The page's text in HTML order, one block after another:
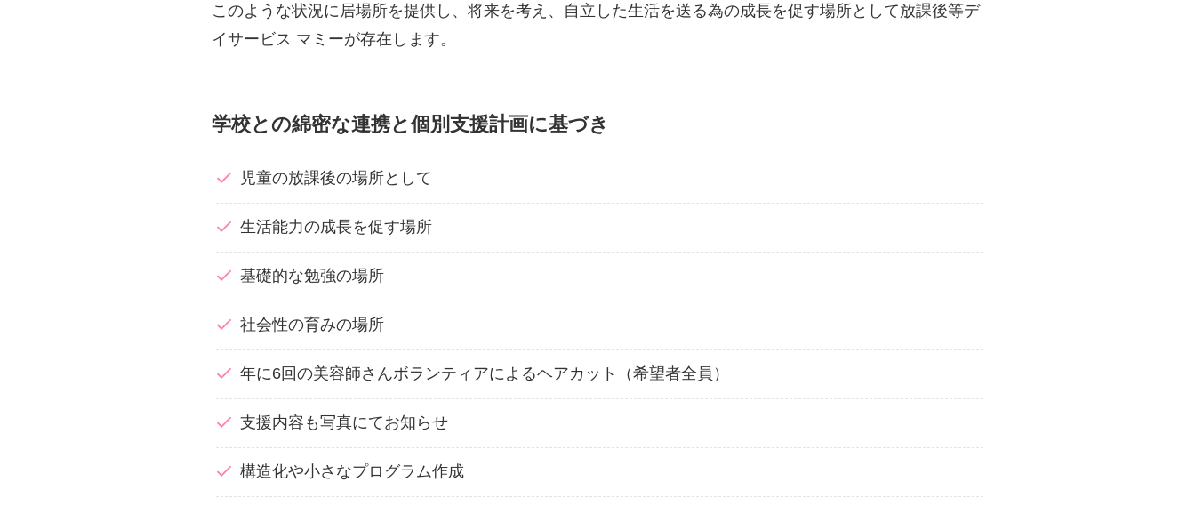
このような状況に居場所を提供し、将来を考え、自立した生活を送る為の成長を促す場所として放課後等デ
イサービス マミーが存在します。
学校との綿密な連携と個別支援計画に基づき
児童の放課後の場所として
生活能力の成長を促す場所
基礎的な勉強の場所
社会性の育みの場所
年に6回の美容師さんボランティアによるヘアカット（希望者全員）
支援内容も写真にてお知らせ
構造化や小さなプログラム作成
お問い合わせ
事業所案内
活動ブログ
サービス利用申請
重要事項説明書